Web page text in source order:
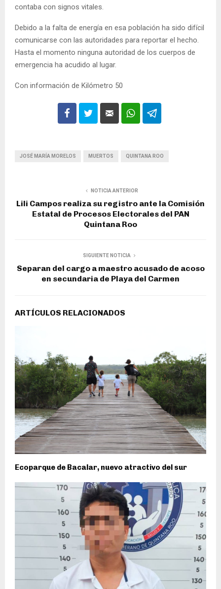
contaba con signos vitales.
Debido a la falta de energía en esa población ha sido difícil
comunicarse con las autoridades para reportar el hecho.
Hasta el momento ninguna autoridad de los cuerpos de
emergencia ha acudido al lugar.
Con información de Kilómetro 50
JOSÉ MARÍA MORELOS MUERTOS QUINTANA ROO
NOTICIA ANTERIOR
Lili Campos realiza su registro ante la Comisión
Estatal de Procesos Electorales del PAN
Quintana Roo
SIGUIENTE NOTICIA
Separan del cargo a maestro acusado de acoso
en secundaria de Playa del Carmen
ARTÍCULOS RELACIONADOS
Ecoparque de Bacalar, nuevo atractivo del sur